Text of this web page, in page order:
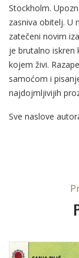
Stockholm.
zasniva obitelj. U
zatečeni novim
je brutalno iskren
kojem živi.
samoćom i
najdojmljivijih
Sve naslove